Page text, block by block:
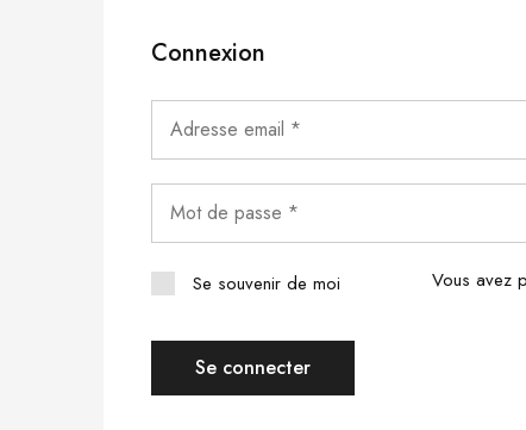
Connexion
Se souvenir de moi Vous avez
Se connecter